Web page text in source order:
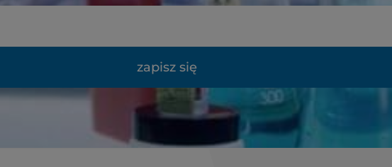
zapisz się